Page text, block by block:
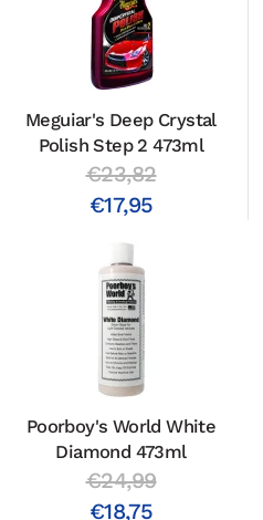
Meguiar's Deep Crystal
Polish Step 2 473ml
€23,82
€17,95
Poorboy's World White
Diamond 473ml
€24,99
€18,75